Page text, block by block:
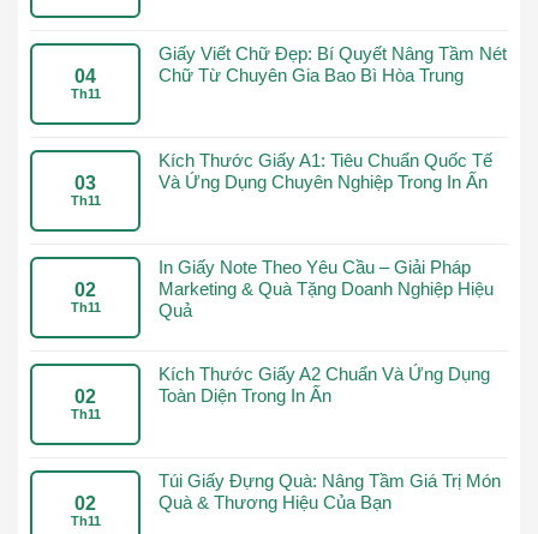
04
Th11
Giấy Viết Chữ Đẹp: Bí Quyết Nâng Tầm Nét
Chữ Từ Chuyên Gia Bao Bì Hòa Trung
03
Th11
Kích Thước Giấy A1: Tiêu Chuẩn Quốc Tế
Và Ứng Dụng Chuyên Nghiệp Trong In Ấn
02
Th11
In Giấy Note Theo Yêu Cầu – Giải Pháp
Marketing & Quà Tặng Doanh Nghiệp Hiệu
Quả
02
Th11
Kích Thước Giấy A2 Chuẩn Và Ứng Dụng
Toàn Diện Trong In Ấn
02
Th11
Túi Giấy Đựng Quà: Nâng Tầm Giá Trị Món
Quà & Thương Hiệu Của Bạn